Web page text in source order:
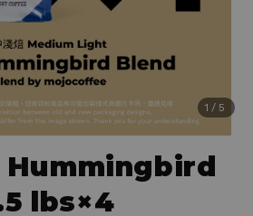
1 /5
Hummingbird
lbs×4